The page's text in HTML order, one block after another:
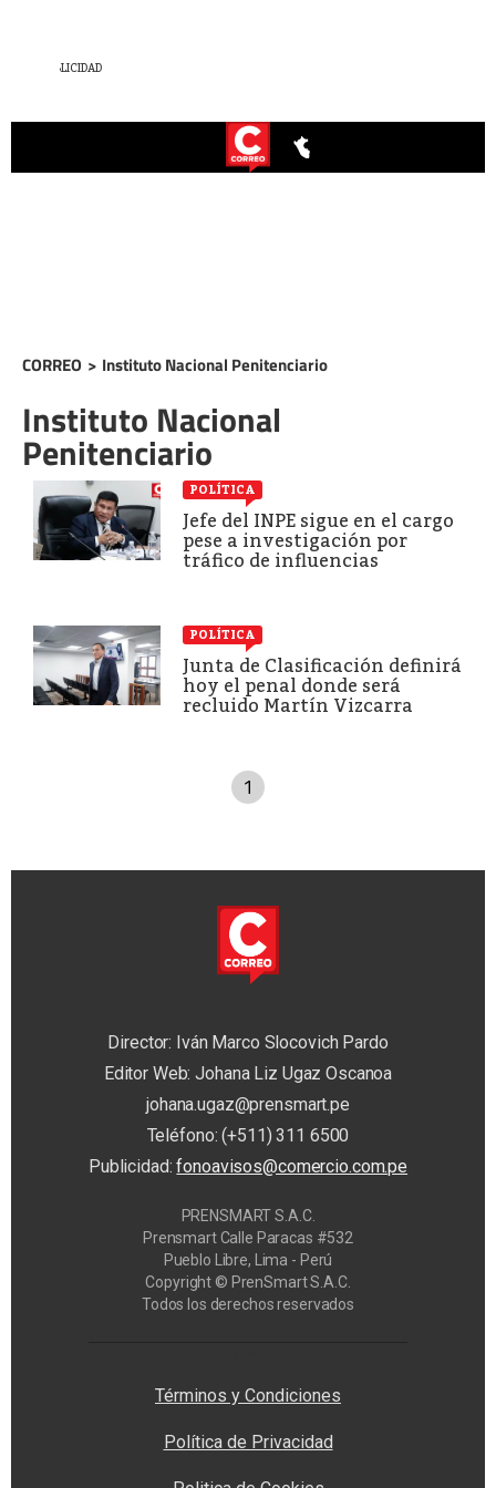
CORREO > Instituto Nacional Penitenciario
Instituto Nacional
Penitenciario
POLÍTICA
Jefe del INPE sigue en el cargo
pese a investigación por
tráfico de influencias
POLÍTICA
Junta de Clasificación definirá
hoy el penal donde será
recluido Martín Vizcarra
1
Director: Iván Marco Slocovich Pardo
Editor Web: Johana Liz Ugaz Oscanoa
johana.ugaz@prensmart.pe
Teléfono: (+511) 311 6500
Publicidad:fonoavisos@comercio.com.pe
PRENSMART S.A.C.
Prensmart Calle Paracas #532
Pueblo Libre, Lima - Perú
Copyright © PrenSmart S.A.C.
Todos los derechos reservados
Términos y Condiciones
Política de Privacidad